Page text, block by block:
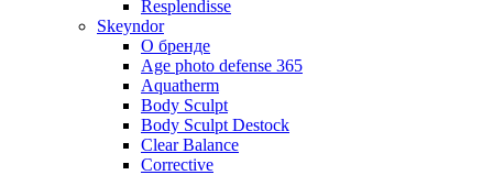
Resplendisse
Skeyndor
О бренде
Age photo defense 365
Aquatherm
Body Sculpt
Body Sculpt Destock
Clear Balance
Corrective